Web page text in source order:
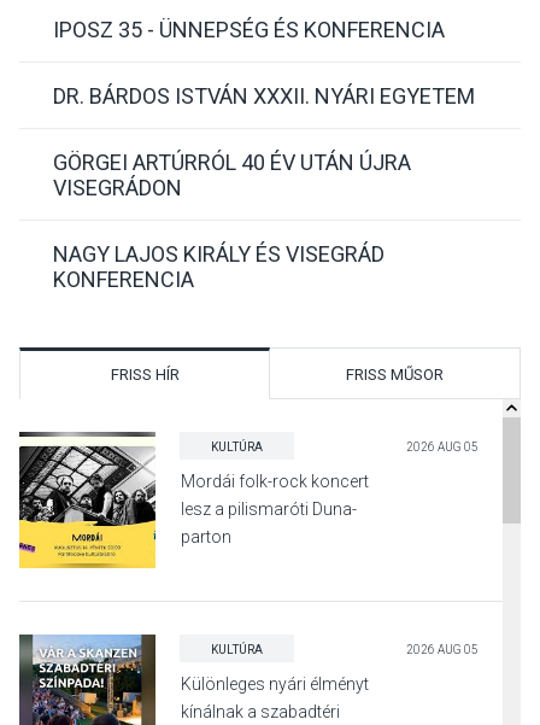
IPOSZ 35 - ÜNNEPSÉG ÉS KONFERENCIA
DR. BÁRDOS ISTVÁN XXXII. NYÁRI EGYETEM
GÖRGEI ARTÚRRÓL 40 ÉV UTÁN ÚJRA
VISEGRÁDON
NAGY LAJOS KIRÁLY ÉS VISEGRÁD
KONFERENCIA
FRISS HÍR FRISS MŰSOR
KULTÚRA 2026 AUG 05
Mordái folk-rock koncert
lesz a pilismaróti Duna-
parton
KULTÚRA 2026 AUG 05
Különleges nyári élményt
kínálnak a szabadtéri